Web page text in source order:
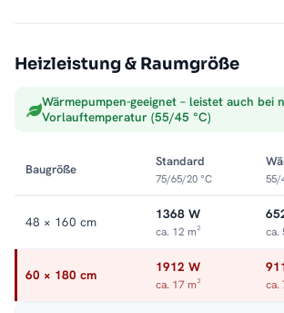
Wohnraumwärme ohne Technik-
Die flache Doppellagig-Front gibt die Wärme
Wohnbereiche, ruhig genug für jede
finden Sie in der KategorieVertikal-
Heizleistung & Raumgröße
Wärmepumpen-geeignet – leistet auch bei
Vorlauftemperatur (55/45 °C)
Baugröße
Standard
75/65/20 °C 55/
48 × 160 cm 1368 W
ca. 12 m² ca.
60 × 180 cm 1912 W
ca. 17 m² ca.